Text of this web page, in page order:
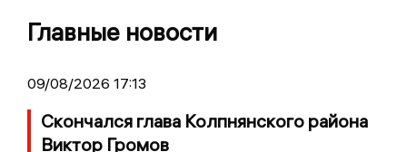
Главные новости
09/08/2026 17:13
Скончался глава Колпнянского района
Виктор Громов